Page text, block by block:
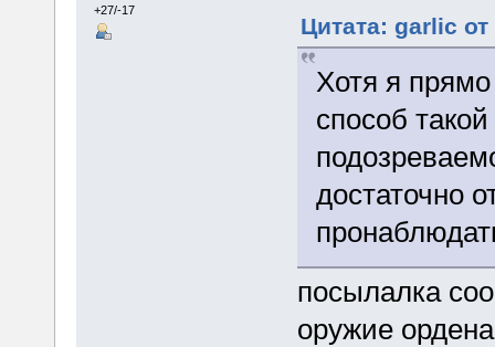
+27/-17
Цитата: garlic
Хотя я
способ
достаточно
посылалка
оружие